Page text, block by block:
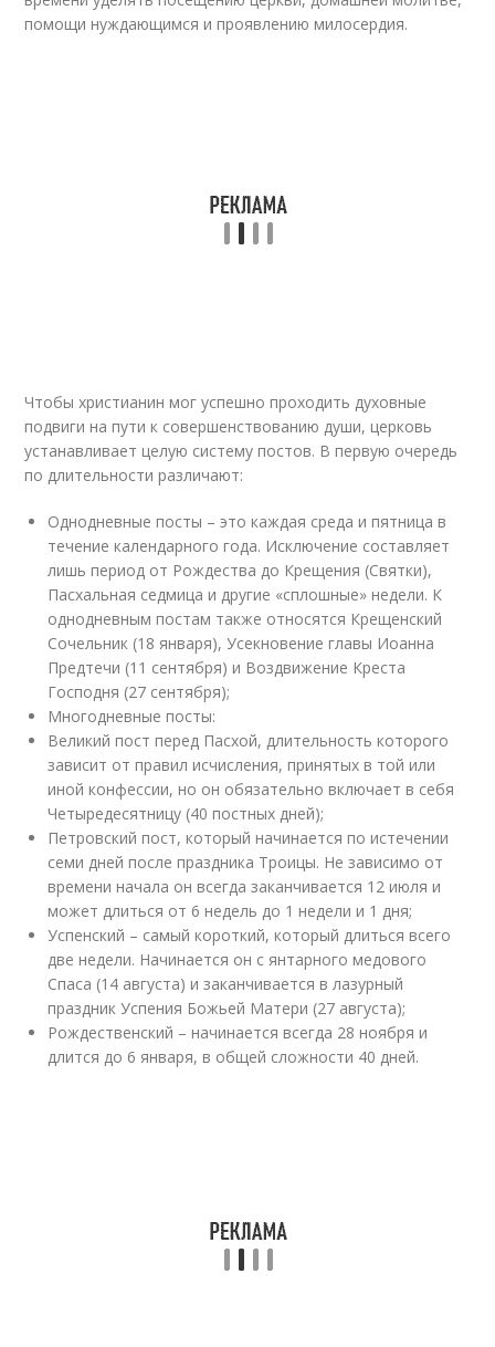
помощи нуждающимся и проявлению милосердия.
Чтобы христианин мог успешно проходить духовные
подвиги на пути к совершенствованию души, церковь
устанавливает целую систему постов. В первую очередь
по длительности различают:
Однодневные посты – это каждая среда и пятница в
течение календарного года. Исключение составляет
лишь период от Рождества до Крещения (Святки),
Пасхальная седмица и другие «сплошные» недели. К
однодневным постам также относятся Крещенский
Сочельник (18 января), Усекновение главы Иоанна
Предтечи (11 сентября) и Воздвижение Креста
Господня (27 сентября);
Многодневные посты:
Великий пост перед Пасхой, длительность которого
зависит от правил исчисления, принятых в той или
иной конфессии, но он обязательно включает в себя
Четыредесятницу (40 постных дней);
Петровский пост, который начинается по истечении
семи дней после праздника Троицы. Не зависимо от
времени начала он всегда заканчивается 12 июля и
может длиться от 6 недель до 1 недели и 1 дня;
Успенский – самый короткий, который длиться всего
две недели. Начинается он с янтарного медового
Спаса (14 августа) и заканчивается в лазурный
праздник Успения Божьей Матери (27 августа);
Рождественский – начинается всегда 28 ноября и
длится до 6 января, в общей сложности 40 дней.